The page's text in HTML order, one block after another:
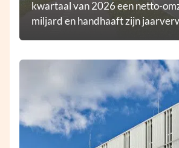
kwartaal van 2026 een netto-
miljard en handhaaft zijn